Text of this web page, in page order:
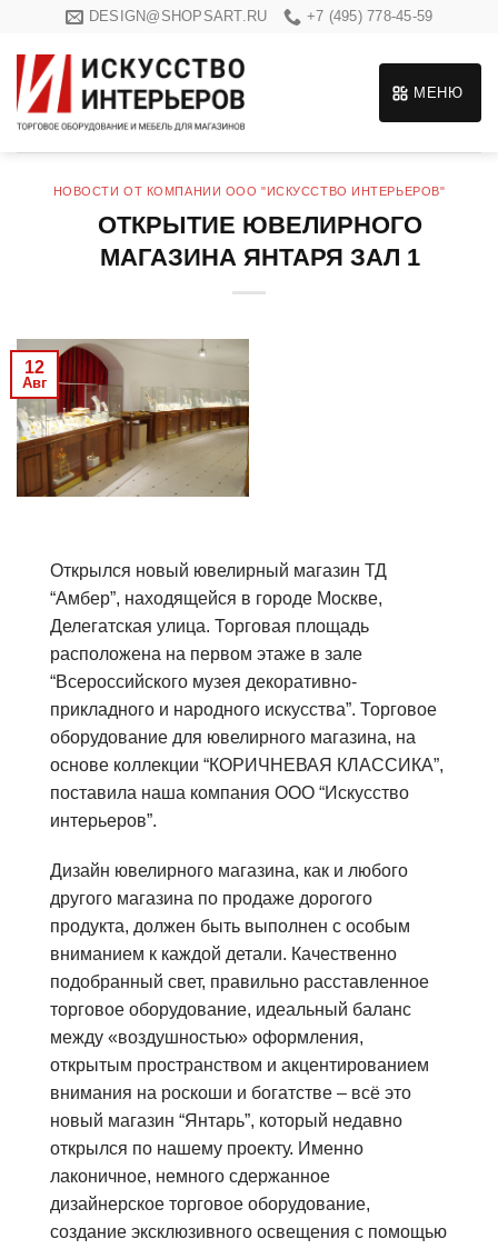
content
DESIGN@SHOPSART.RU +7 (495) 778-45-59
МЕНЮ
НОВОСТИ ОТ КОМПАНИИ ООО "ИСКУССТВО ИНТЕРЬЕРОВ"
ОТКРЫТИЕ ЮВЕЛИРНОГО
МАГАЗИНА ЯНТАРЯ ЗАЛ 1
12
Авг
Открылся новый ювелирный магазин ТД
“Амбер”, находящейся в городе Москве,
Делегатская улица. Торговая площадь
расположена на первом этаже в зале
“Всероссийского музея декоративно-
прикладного и народного искусства”. Торговое
оборудование для ювелирного магазина, на
основе коллекции “КОРИЧНЕВАЯ КЛАССИКА”,
поставила наша компания ООО “Искусство
интерьеров”.
Дизайн ювелирного магазина, как и любого
другого магазина по продаже дорогого
продукта, должен быть выполнен с особым
вниманием к каждой детали. Качественно
подобранный свет, правильно расставленное
торговое оборудование, идеальный баланс
между «воздушностью» оформления,
открытым пространством и акцентированием
внимания на роскоши и богатстве – всё это
новый магазин “Янтарь”, который недавно
открылся по нашему проекту. Именно
лаконичное, немного сдержанное
дизайнерское торговое оборудование,
создание эксклюзивного освещения с помощью